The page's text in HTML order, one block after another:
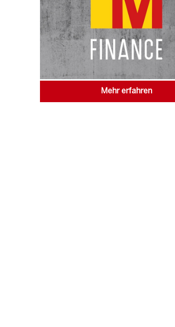
Mehr erfahren